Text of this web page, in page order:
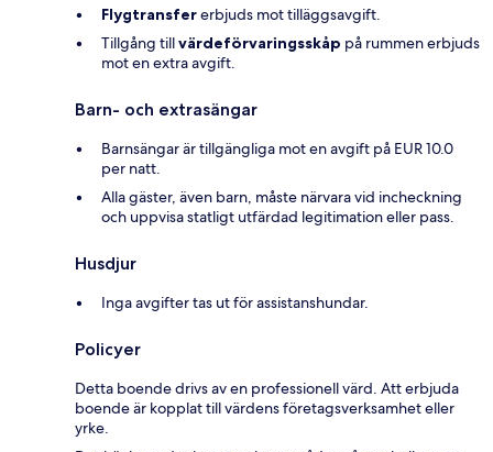
Flygtransfererbjuds mot tilläggsavgift.
Tillgång tillvärdeförvaringsskåp på rummen erbjuds
mot en extra avgift.
Barn- och extrasängar
Barnsängar är tillgängliga mot en avgift på EUR 10.0
per natt.
Alla gäster, även barn, måste närvara vid incheckning
och uppvisa statligt utfärdad legitimation eller pass.
Husdjur
Inga avgifter tas ut för assistanshundar.
Policyer
Detta boende drivs av en professionell värd. Att erbjuda
boende är kopplat till värdens företagsverksamhet eller
yrke.